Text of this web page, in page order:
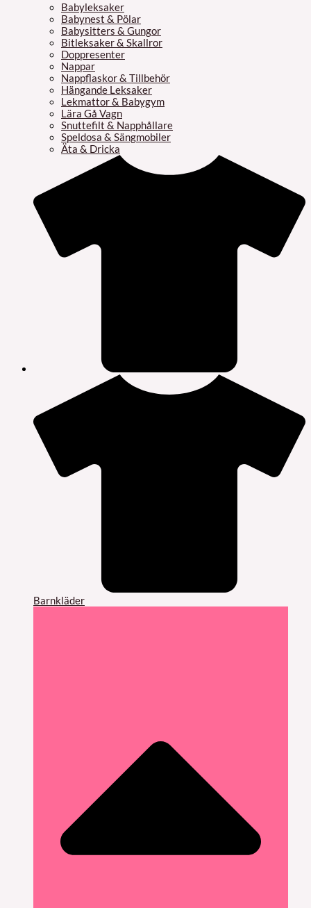
Babyleksaker
Babynest & Pölar
Babysitters & Gungor
Bitleksaker & Skallror
Doppresenter
Nappar
Nappflaskor & Tillbehör
Hängande Leksaker
Lekmattor & Babygym
Lära Gå Vagn
Snuttefilt & Napphållare
Speldosa & Sängmobiler
Äta & Dricka
Barnkläder